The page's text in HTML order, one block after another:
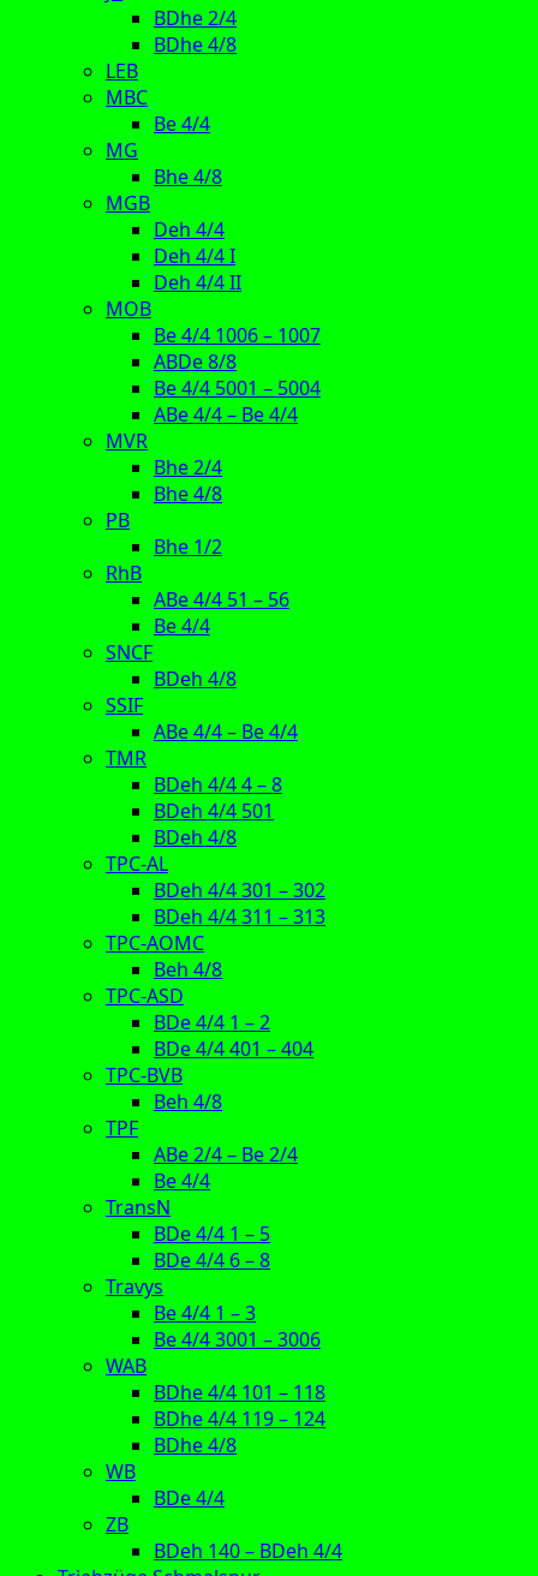
BDhe 2/4
BDhe 4/8
LEB
MBC
Be 4/4
MG
Bhe 4/8
MGB
Deh 4/4
Deh 4/4 I
Deh 4/4 II
MOB
Be 4/4 1006 – 1007
ABDe 8/8
Be 4/4 5001 – 5004
ABe 4/4 – Be 4/4
MVR
Bhe 2/4
Bhe 4/8
PB
Bhe 1/2
RhB
ABe 4/4 51 – 56
Be 4/4
SNCF
BDeh 4/8
SSIF
ABe 4/4 – Be 4/4
TMR
BDeh 4/4 4 – 8
BDeh 4/4 501
BDeh 4/8
TPC-AL
BDeh 4/4 301 – 302
BDeh 4/4 311 – 313
TPC-AOMC
Beh 4/8
TPC-ASD
BDe 4/4 1 – 2
BDe 4/4 401 – 404
TPC-BVB
Beh 4/8
TPF
ABe 2/4 – Be 2/4
Be 4/4
TransN
BDe 4/4 1 – 5
BDe 4/4 6 – 8
Travys
Be 4/4 1 – 3
Be 4/4 3001 – 3006
WAB
BDhe 4/4 101 – 118
BDhe 4/4 119 – 124
BDhe 4/8
WB
BDe 4/4
ZB
BDeh 140 – BDeh 4/4